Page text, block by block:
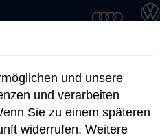
und unsere
und verarbeiten
Sie zu einem späteren
widerrufen. Weitere